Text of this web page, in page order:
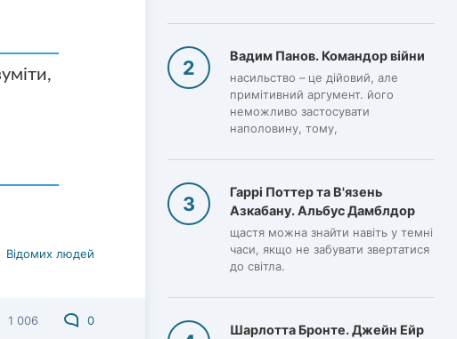
Відомих людей
1 006 0
Вадим Панов. Командор війни
насильство – це дійовий, але
примітивний аргумент. його
неможливо застосувати
наполовину, тому,
Гаррі Поттер та В'язень
Азкабану. Альбус Дамблдор
щастя можна знайти навіть у темні
часи, якщо не забувати звертатися
до світла.
Шарлотта Бронте. Джейн Ейр